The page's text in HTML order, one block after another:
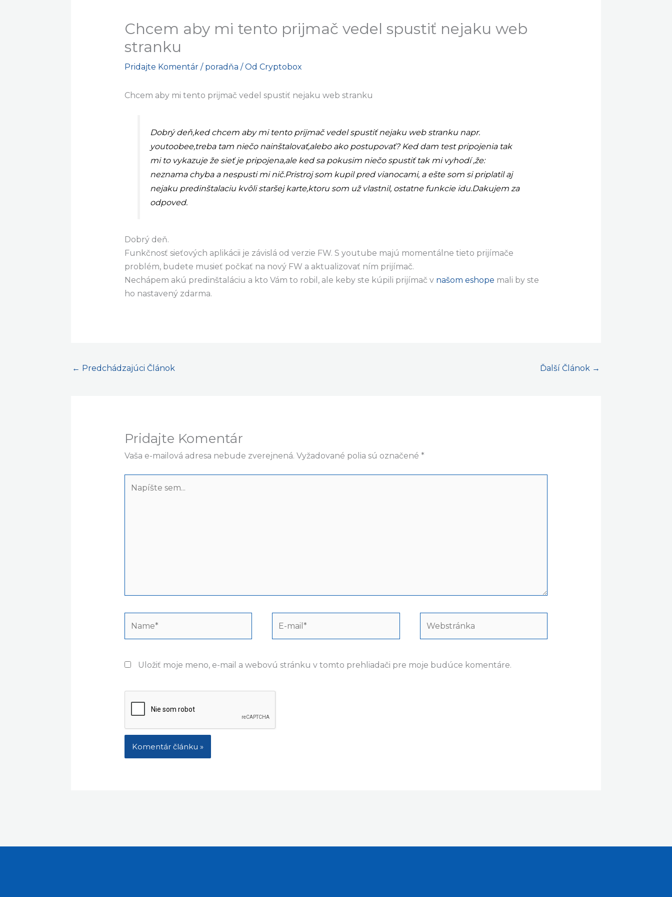
Chcem aby mi tento prijmač vedel spustiť nejaku web
stranku
Pridajte Komentár / poradňa / Od Cryptobox
Chcem aby mi tento prijmač vedel spustiť nejaku web stranku
Dobrý deň,ked chcem aby mi tento prijmač vedel spustiť nejaku web stranku napr.
youtoobee,treba tam niečo nainštalovať,alebo ako postupovať? Ked dam test pripojenia tak
mi to vykazuje že sieť je pripojena,ale ked sa pokusim niečo spustiť tak mi vyhodí ,že:
neznama chyba a nespusti mi nič.Pristroj som kupil pred vianocami, a ešte som si priplatil aj
nejaku predinštalaciu kvôli staršej karte,ktoru som už vlastnil, ostatne funkcie idu.Dakujem za
odpoved.
Dobrý deň.
Funkčnosť sieťových aplikácii je závislá od verzie FW. S youtube majú momentálne tieto prijímače
problém, budete musieť počkať na nový FW a aktualizovať ním prijímač.
Nechápem akú predinštaláciu a kto Vám to robil, ale keby ste kúpili prijímač v našom eshope mali by ste
ho nastavený zdarma.
← Predchádzajúci Článok Ďalší Článok →
Pridajte Komentár
Vaša e-mailová adresa nebude zverejnená. Vyžadované polia sú označené *
sem...
Uložiť moje meno, e-mail a webovú stránku v tomto prehliadači pre moje budúce komentáre.